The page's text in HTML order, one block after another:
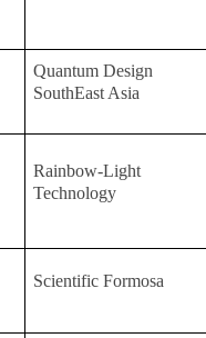
Quantum Design
SouthEast Asia
Rainbow-Light
Technology
Scientific Formosa